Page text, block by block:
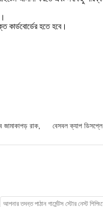
কার্ডবোর্ডের হতে হবে।
জামাকাপড় রাক বেসবল ক্যাপ ডিসপ্লে